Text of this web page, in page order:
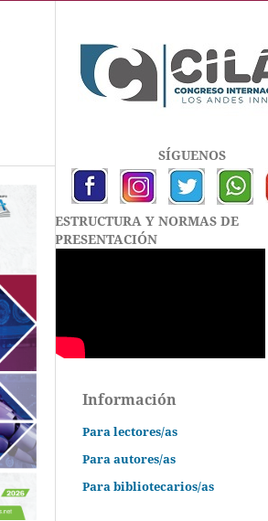
SÍGUENOS
ESTRUCTURA Y NORMAS DE
PRESENTACIÓN
Información
Para lectores/as
Para autores/as
Para bibliotecarios/as